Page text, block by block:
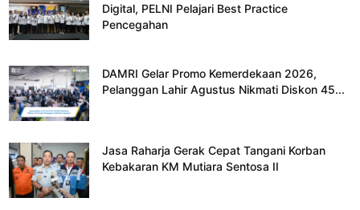
Digital, PELNI Pelajari Best Practice
Pencegahan
DAMRI Gelar Promo Kemerdekaan 2026,
Pelanggan Lahir Agustus Nikmati Diskon 45...
Jasa Raharja Gerak Cepat Tangani Korban
Kebakaran KM Mutiara Sentosa II